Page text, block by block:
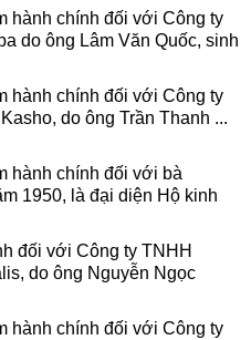
hành chính đối với Công ty
do ông Lâm Văn Quốc, sinh
hành chính đối với Công ty
do ông Trần Thanh ...
hành chính đối với bà
1950, là đại diện Hộ kinh
đối với Công ty TNHH
do ông Nguyễn Ngọc
hành chính đối với Công ty